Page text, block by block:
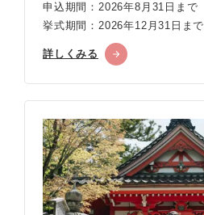
申込期間：2026年8月31日まで
挙式期間：2026年12月31日まで
詳しくみる